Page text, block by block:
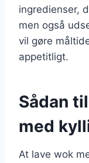
ingredienser,
men også
vil gøre
appetitligt.
Sådan
med
At lave wok